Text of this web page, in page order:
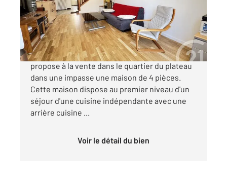
Maison à vendre
399 000 €
Votre agence Century 21 Dalayrac vous
propose à la vente dans le quartier du plateau
dans une impasse une maison de 4 pièces.
Cette maison dispose au premier niveau d'un
séjour d'une cuisine indépendante avec une
arrière cuisine ...
Voir le détail du bien